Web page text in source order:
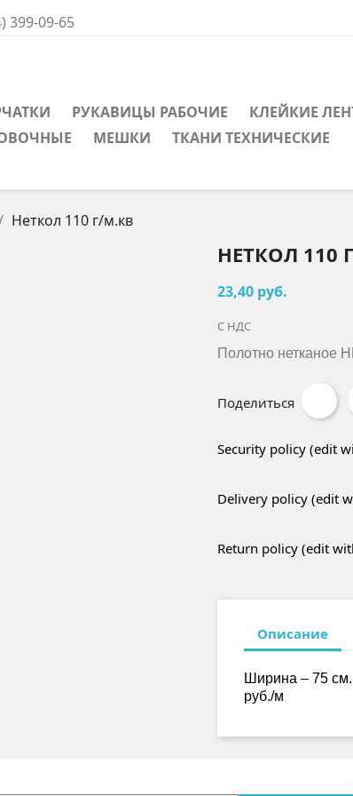
399-09-65
РУКАВИЦЫ РАБОЧИЕ КЛЕЙКИЕ
МЕШКИ ТКАНИ ТЕХНИЧЕСКИЕ
Неткол 110 г/м.кв
НЕТКОЛ 110
23,40 руб.
С НДС
Полотно нетканое
Поделиться
Security policy (edit
Delivery policy (edit
Return policy (edit
Описание
Ширина – 75
руб./м